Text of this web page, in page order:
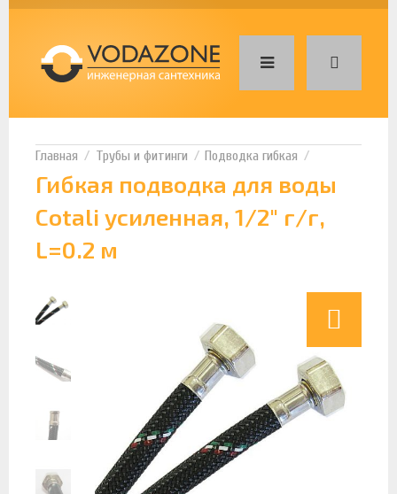
Трубы и фитинги Подводка гибкая
Гибкая подводка для воды
Cotali усиленная, 1/2" г/г,
L=0.2 м